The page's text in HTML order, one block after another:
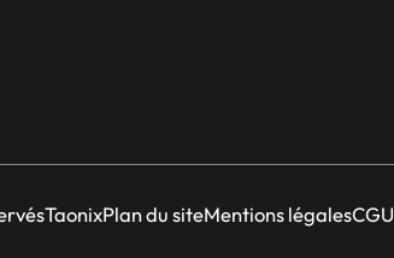
TaonixPlan du siteMentions légalesCGU